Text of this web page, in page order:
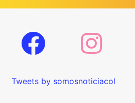
Tweets by somosnoticiacol